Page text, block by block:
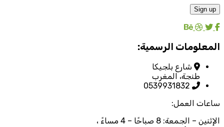
المعلومات الرسمية:
شارع بلجيكا
طنجة، المغرب
0539931832
ساعات العمل:
الإثنين – الجمعة: 8 صباحًا – 4 مساءً ،